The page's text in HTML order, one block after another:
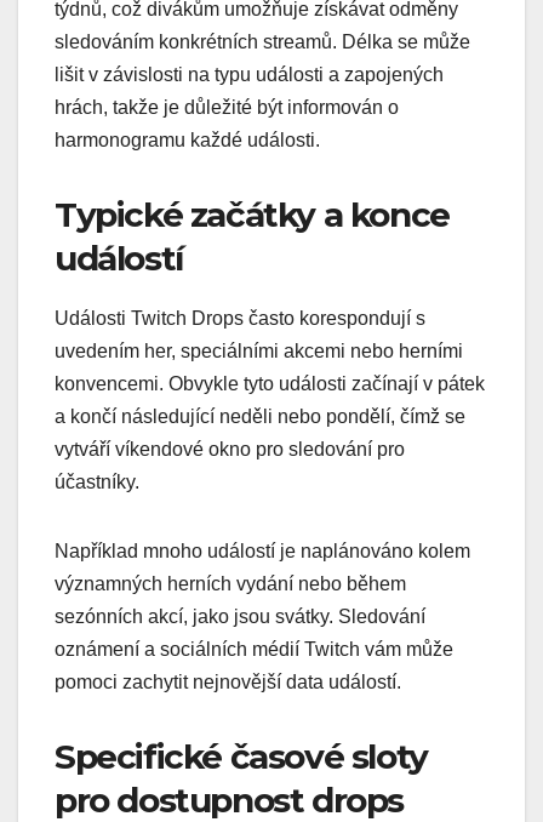
týdnů, což divákům umožňuje získávat odměny
sledováním konkrétních streamů. Délka se může
lišit v závislosti na typu události a zapojených
hrách, takže je důležité být informován o
harmonogramu každé události.
Typické začátky a konce
událostí
Události Twitch Drops často korespondují s
uvedením her, speciálními akcemi nebo herními
konvencemi. Obvykle tyto události začínají v pátek
a končí následující neděli nebo pondělí, čímž se
vytváří víkendové okno pro sledování pro
účastníky.
Například mnoho událostí je naplánováno kolem
významných herních vydání nebo během
sezónních akcí, jako jsou svátky. Sledování
oznámení a sociálních médií Twitch vám může
pomoci zachytit nejnovější data událostí.
Specifické časové sloty
pro dostupnost drops